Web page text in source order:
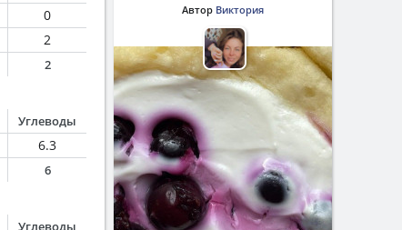
0
2
2
Углеводы
6.3
6
Углеводы
Автор Виктория